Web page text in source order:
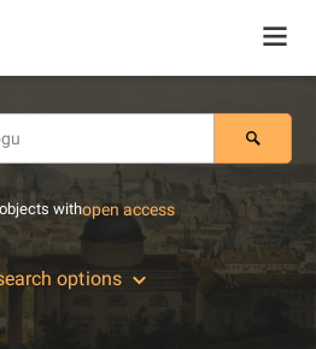
withopen access
options